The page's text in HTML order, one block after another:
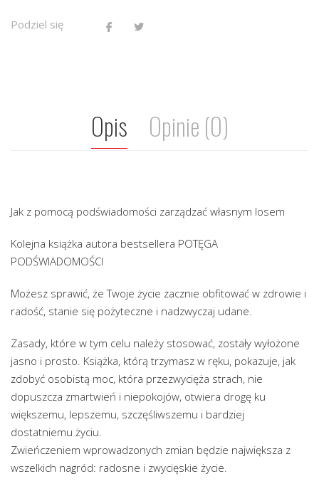
Podziel się
Opis Opinie (0)
Jak z pomocą podświadomości zarządzać własnym losem
Kolejna książka autora bestsellera POTĘGA
PODŚWIADOMOŚCI
Możesz sprawić, że Twoje życie zacznie obfitować w zdrowie i
radość, stanie się pożyteczne i nadzwyczaj udane.
Zasady, które w tym celu należy stosować, zostały wyłożone
jasno i prosto. Książka, którą trzymasz w ręku, pokazuje, jak
zdobyć osobistą moc, która przezwycięża strach, nie
dopuszcza zmartwień i niepokojów, otwiera drogę ku
większemu, lepszemu, szczęśliwszemu i bardziej
dostatniemu życiu.
Zwieńczeniem wprowadzonych zmian będzie największa z
wszelkich nagród: radosne i zwycięskie życie.